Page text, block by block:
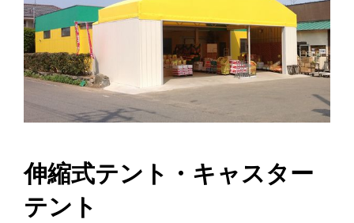
伸縮式テント・キャスター
テント